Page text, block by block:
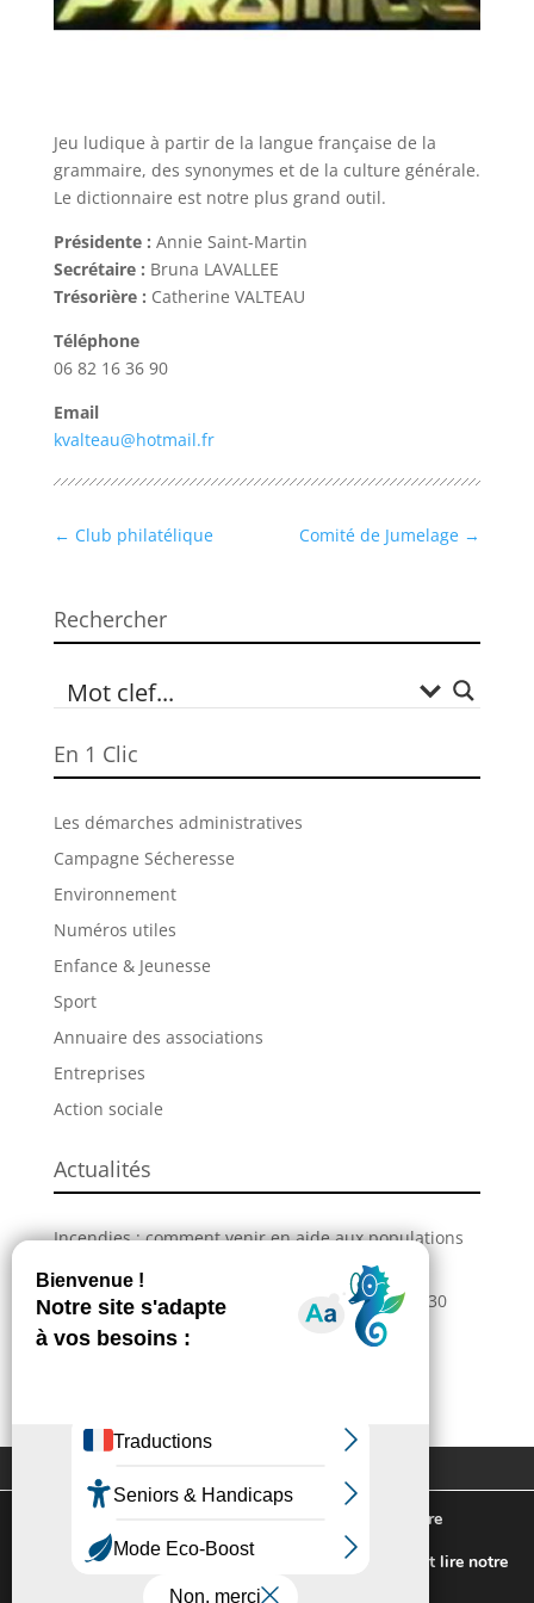
Jeu ludique à partir de la langue française de la
grammaire, des synonymes et de la culture générale.
Le dictionnaire est notre plus grand outil.
Présidente : Annie Saint-Martin
Secrétaire : Bruna LAVALLEE
Trésorière : Catherine VALTEAU
Téléphone
06 82 16 36 90
Email
kvalteau@hotmail.fr
← Club philatélique Comité de Jumelage →
Rechercher
En 1 Clic
Les démarches administratives
Campagne Sécheresse
Environnement
Numéros utiles
Enfance & Jeunesse
Sport
Annuaire des associations
Entreprises
Action sociale
Actualités
Incendies : comment venir en aide aux populations
La Grande Fête de L’Union revient les 28, 29 et 30
août !
Contactez-nous
Plan du site
Mentions légales
Politique de confidentialité
Nous utilisons des cookies pour vous offrir la meilleure
expérience sur notre site.
Pour connaitre les cookies utilisés ou les désactiver et lire notre
politique de confidentialité,
cliquez-ici